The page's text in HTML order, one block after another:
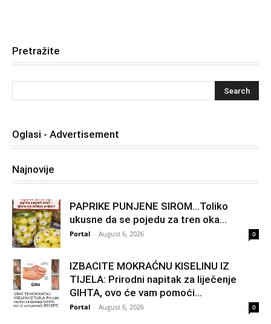
Pretražite
Oglasi - Advertisement
Najnovije
PAPRIKE PUNJENE SIROM…Toliko
ukusne da se pojedu za tren oka…
Portal - August 6, 2026 0
IZBACITE MOKRAĆNU KISELINU IZ
TIJELA: Prirodni napitak za liječenje
GIHTA, ovo će vam pomoći...
Portal - August 6, 2026 0